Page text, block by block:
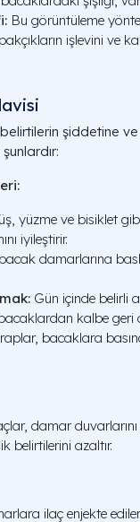
Bu görüntüleme
işlevini ve
şiddetine
yüzme ve bisiklet
iyileştirir.
bacak damarlarına
Gün içinde belirli
kalbe geri
bacaklara
damar
belirtilerini azaltır.
ilaç enjekte